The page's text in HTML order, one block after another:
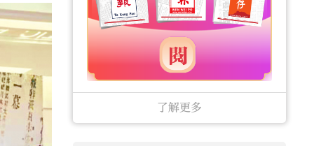
了解更多